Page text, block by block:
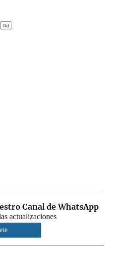
Canal de WhatsApp
actualizaciones